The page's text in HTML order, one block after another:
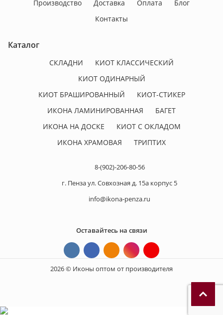
Производство Доставка Оплата
Блог
Контакты
Каталог
СКЛАДНИ
КИОТ КЛАССИЧЕСКИЙ
КИОТ ОДИНАРНЫЙ
КИОТ БРАШИРОВАННЫЙ
КИОТ-СТИКЕР
ИКОНА ЛАМИНИРОВАННАЯ
БАГЕТ
ИКОНА НА ДОСКЕ
КИОТ С ОКЛАДОМ
ИКОНА ХРАМОВАЯ
ТРИПТИХ
8-(902)-206-80-56
г. Пенза ул. Совхозная д. 15а корпус 5
info@ikona-penza.ru
Оставайтесь на связи
2026 © Иконы оптом от производителя
и